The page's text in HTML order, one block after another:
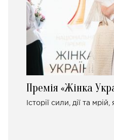
Премія «Жінка
Історії сили, дії та